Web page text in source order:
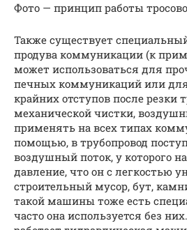
Фото — принцип работы
Также существует
продува коммуникации (к
может использоваться для
печных коммуникаций или
крайних отступов после резки
механической чистки,
применять на всех типах
помощью, в трубопровод
воздушный поток, у которого
давление, что он с легкостью
строительный мусор, бут,
такой машины тоже есть
часто она используется без